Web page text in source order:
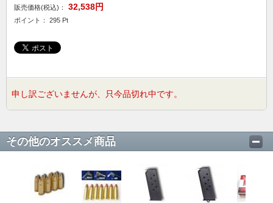
販売価格(税込)：
32,538円
ポイント： 295 Pt
申し訳ございませんが、只今品切れ中です。
その他のオススメ商品